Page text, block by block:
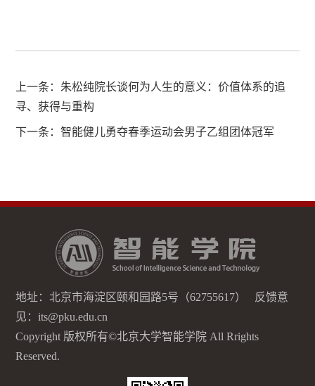
上一条： 朱松纯院长谈何为人生的意义：价值体系的追
寻、获得与重构
下一条：智能健儿勇夺春季运动会男子乙组团体冠军
地址：北京市海淀区颐和园路5号（62755617） 反馈意
见：its@pku.edu.cn
Copyright 版权所有©北京大学智能学院 All Rrights
Reserved.